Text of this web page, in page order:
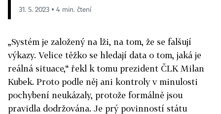
31. 5. 2023 ▪ 4 min. čtení
„Systém je založený na lži, na tom, že se falšují
výkazy. Velice těžko se hledají data o tom, jaká je
reálná situace,“ řekl k tomu prezident ČLK Milan
Kubek. Proto podle něj ani kontroly v minulosti
pochybení neukázaly, protože formálně jsou
pravidla dodržována. Je prý povinností státu